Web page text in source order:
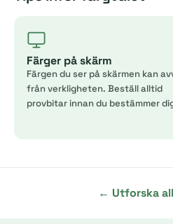
Färger på skärm
Färgen du ser på skärmen kan
från verkligheten. Beställ alltid
provbitar innan du bestämmer
← Utforska